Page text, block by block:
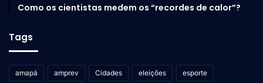
Como os cientistas medem os “recordes de calor”?
Tags
amapá amprev Cidades eleições esporte